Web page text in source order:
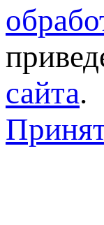
сайта.